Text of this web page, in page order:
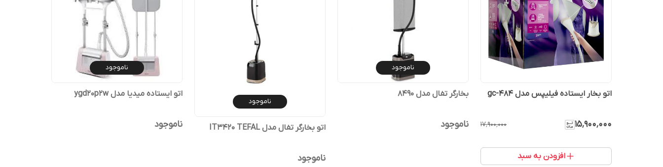
اتو بخار ایستاده فیلیپس مدل gc-484
۱۵٬۹۰۰٬۰۰۰ ۱۷٬۹۰۰٬۰۰۰
افزودن به سبد
ناموجود
بخارگر تفال مدل 8490
ناموجود
ناموجود
اتو بخارگر تفال مدل IT3420 TEFAL
ناموجود
ناموجود
اتو ایستاده میدیا مدل ygd20p2w
ناموجود